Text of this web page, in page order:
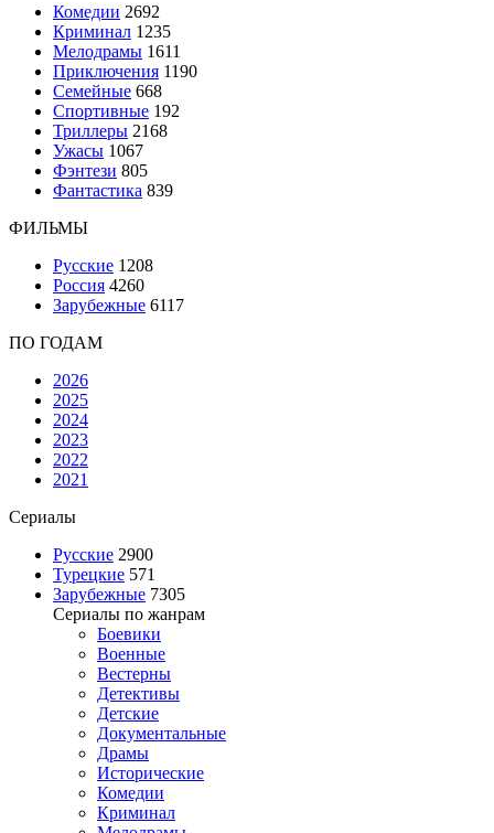
Комедии 2692
Криминал 1235
Мелодрамы 1611
Приключения 1190
Семейные 668
Спортивные 192
Триллеры 2168
Ужасы 1067
Фэнтези 805
Фантастика 839
ФИЛЬМЫ
Русские 1208
Россия 4260
Зарубежные 6117
ПО ГОДАМ
2026
2025
2024
2023
2022
2021
Сериалы
Русские 2900
Турецкие 571
Зарубежные 7305
Сериалы по жанрам
Боевики
Военные
Вестерны
Детективы
Детские
Документальные
Драмы
Исторические
Комедии
Криминал